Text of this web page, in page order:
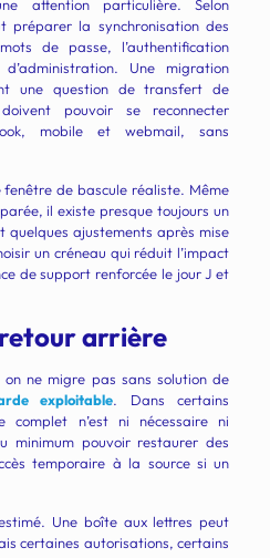
attention particulière. Selon
préparer la synchronisation des
de passe, l’authentification
Une migration
une question de transfert de
pouvoir se reconnecter
mobile et webmail, sans
de bascule réaliste. Même
il existe presque toujours un
ajustements après mise
un créneau qui réduit l’impact
de support renforcée le jour J et
arrière
on ne migre pas sans solution de
exploitable. Dans certains
complet n’est ni nécessaire ni
minimum pouvoir restaurer des
temporaire à la source si un
Une boîte aux lettres peut
certaines autorisations, certains